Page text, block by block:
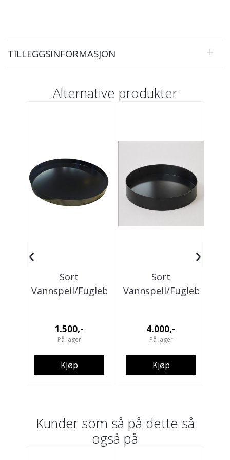
TILLEGGSINFORMASJON
Alternative produkter
Sort
Vannspeil/Fuglebad
1.500,-
På lager
Kjøp
Sort
Vannspeil/Fuglebad
4.000,-
På lager
Kjøp
‹ ›
Kunder som så på dette så
også på